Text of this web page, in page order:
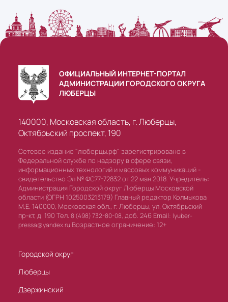
ОФИЦИАЛЬНЫЙ ИНТЕРНЕТ-ПОРТАЛ
АДМИНИСТРАЦИИ ГОРОДСКОГО ОКРУГА
ЛЮБЕРЦЫ
140000, Московская область, г. Люберцы,
Октябрьский проспект, 190
Сетевое издание "люберцы.рф" зарегистрировано в
Федеральной службе по надзору в сфере связи,
информационных технологий и массовых коммуникаций -
свидетельство Эл № ФС77-72832 от 22 мая 2018. Учредитель:
Администрация Городской округ Люберцы Московской
области (ОГРН 1025003213179) Главный редактор Колмыкова
М.Е. 140000, Московская обл., г. Люберцы, ул. Октябрьский
пр-кт, д. 190 Тел. 8 (498) 732-80-08, доб. 246 Email: lyuber-
pressa@yandex.ru Возрастное ограничение: 12+
Городской округ
Люберцы
Дзержинский